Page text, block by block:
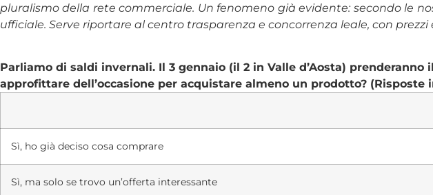
pluralismo della rete commerciale. Un fenomeno già evidente: secondo le
ufficiale. Serve riportare al centro trasparenza e concorrenza leale, con
Parliamo di saldi invernali. Il 3 gennaio (il 2 in Valle d’Aosta)
approfittare dell’occasione per acquistare almeno un prodotto? (Risposte
Sì, ho già deciso cosa comprare
Sì, ma solo se trovo un’offerta interessante